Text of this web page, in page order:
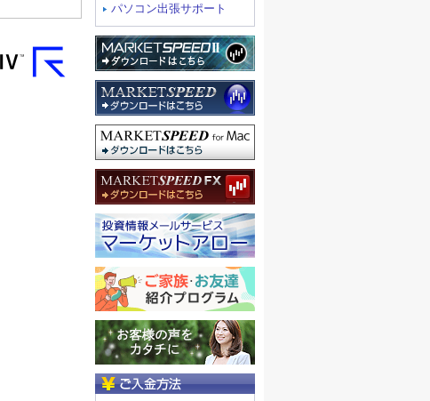
パソコン出張サポート